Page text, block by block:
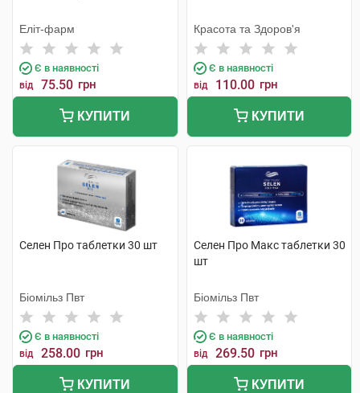
Еліт-фарм
Є в наявності
від 75.50 грн
КУПИТИ
Красота та Здоров'я
Є в наявності
від 110.00 грн
КУПИТИ
Селен Про таблетки 30 шт
Біомільз Пвт
Є в наявності
від 258.00 грн
КУПИТИ
Селен Про Макс таблетки 30
шт
Біомільз Пвт
Є в наявності
від 269.50 грн
КУПИТИ